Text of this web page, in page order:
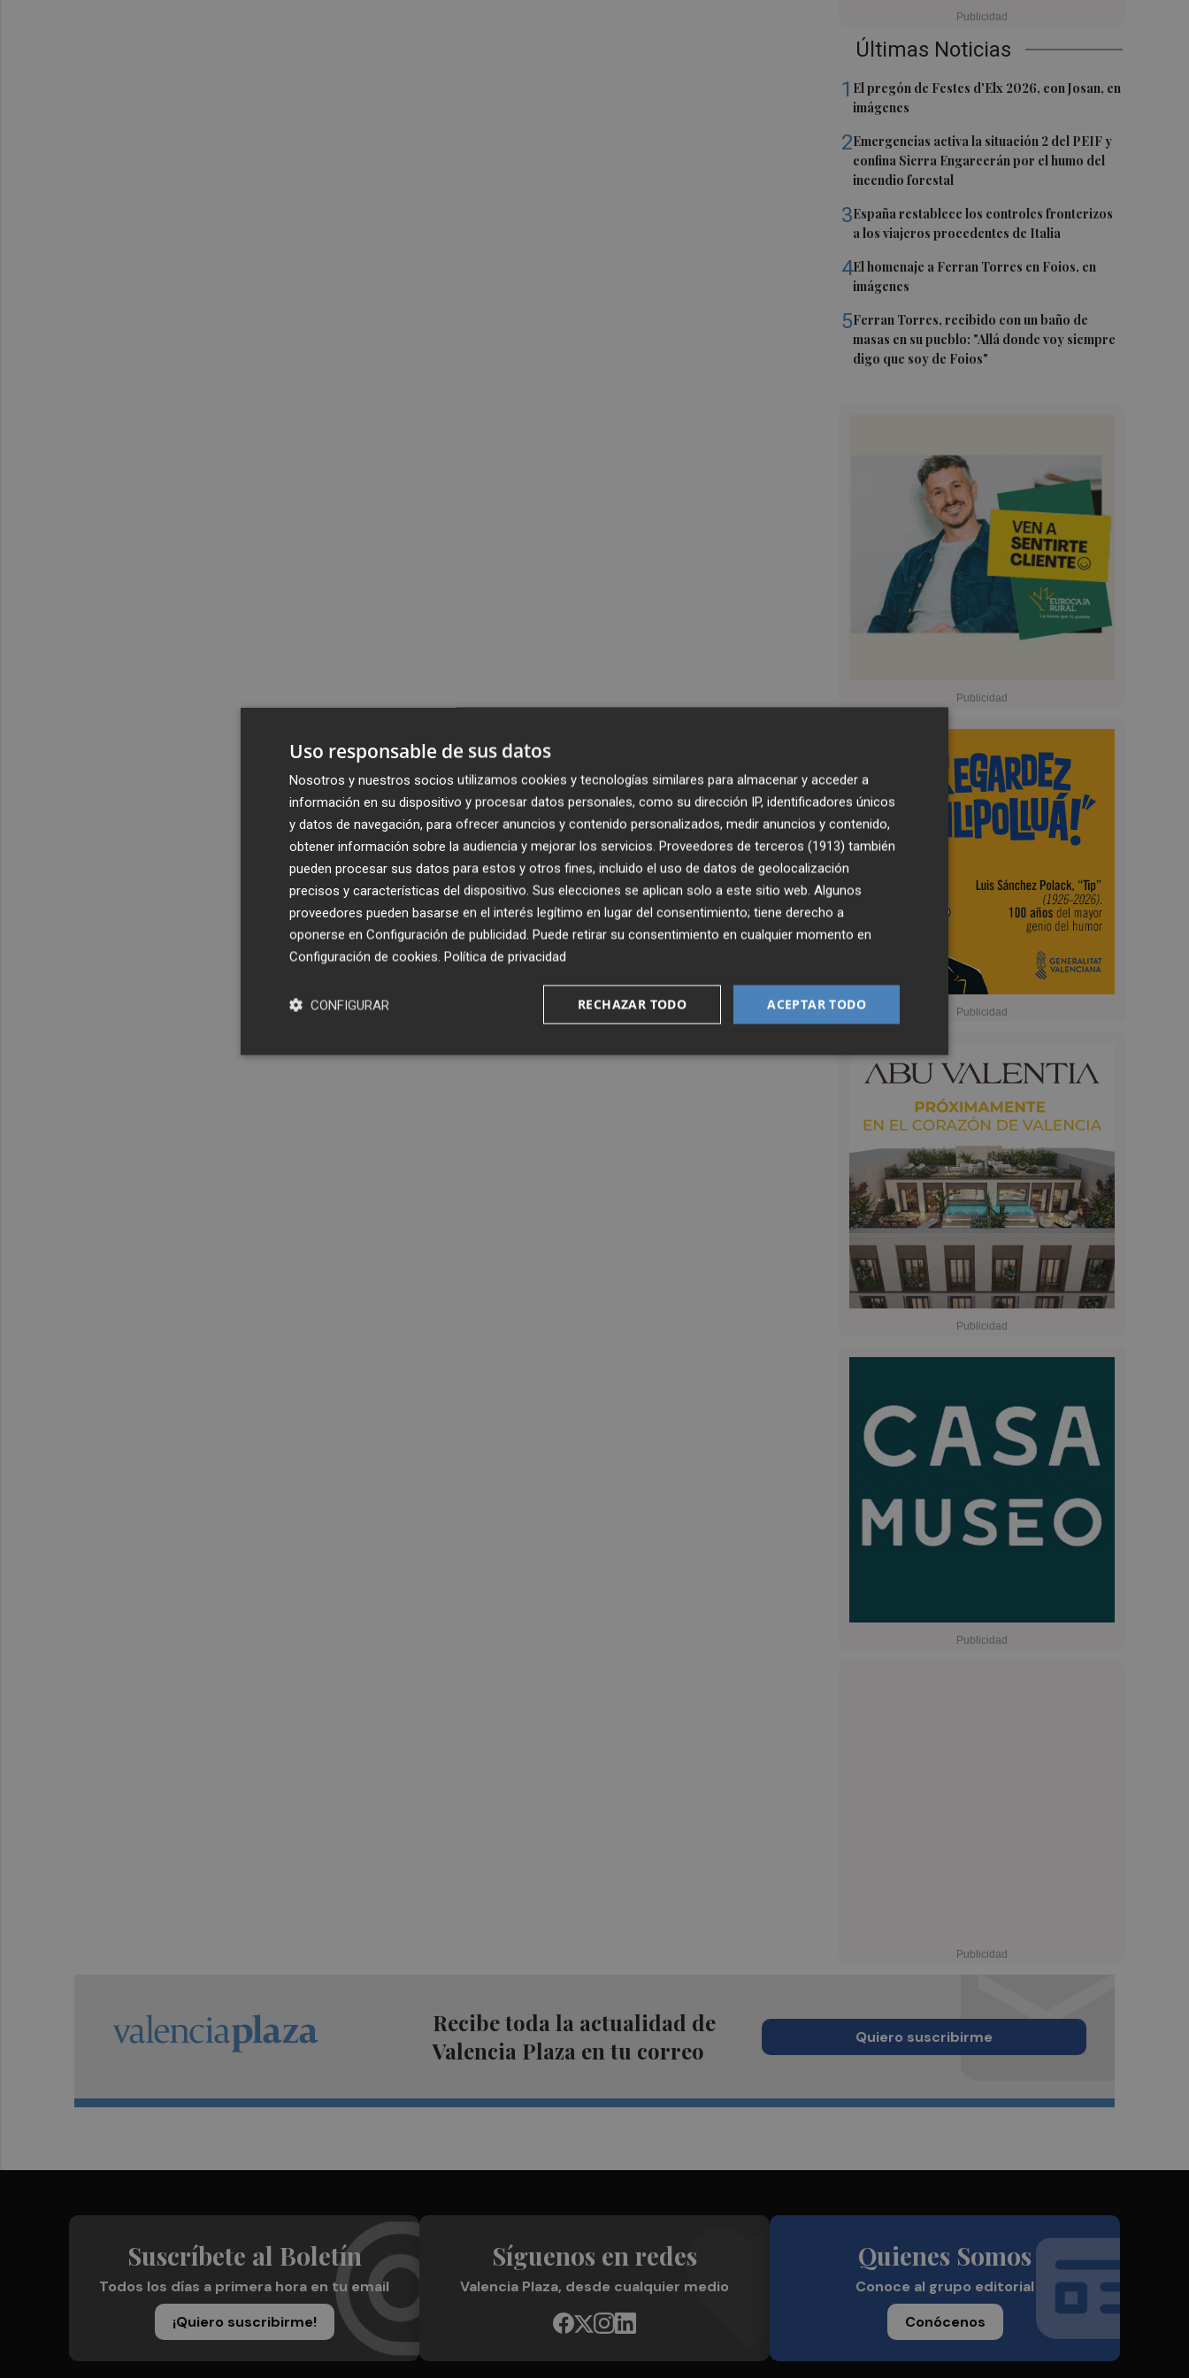
Últimas Noticias
1 El pregón de Festes d'Elx 2026, con Josan, en
imágenes
2Emergencias activa la situación 2 del PEIF y
confina Sierra Engarcerán por el humo del
incendio forestal
3España restablece los controles fronterizos
a los viajeros procedentes de Italia
4El homenaje a Ferran Torres en Foios, en
imágenes
5Ferran Torres, recibido con un baño de
masas en su pueblo: "Allá donde voy siempre
digo que soy de Foios"
Recibe toda la actualidad de
Valencia Plaza en tu correo
Quiero suscribirme
Suscríbete al Boletín
Todos los días a primera hora en tu email
¡Quiero suscribirme!
Síguenos en redes
Valencia Plaza, desde cualquier medio
Quienes Somos
Conoce al grupo editorial
Conócenos
Uso responsable de sus datos
Nosotros y nuestros socios utilizamos cookies y tecnologías similares para almacenar y acceder a
información en su dispositivo y procesar datos personales, como su dirección IP, identificadores únicos
y datos de navegación, para ofrecer anuncios y contenido personalizados, medir anuncios y contenido,
obtener información sobre la audiencia y mejorar los servicios. Proveedores de terceros (1913) también
pueden procesar sus datos para estos y otros fines, incluido el uso de datos de geolocalización
precisos y características del dispositivo. Sus elecciones se aplican solo a este sitio web. Algunos
proveedores pueden basarse en el interés legítimo en lugar del consentimiento; tiene derecho a
oponerse en Configuración de publicidad. Puede retirar su consentimiento en cualquier momento en
Configuración de cookies. Política de privacidad
ACEPTAR TODO
RECHAZAR TODO
CONFIGURAR